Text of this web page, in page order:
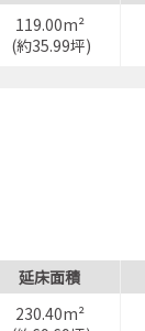
119.00m²
(約35.99坪)
延床面積
230.40m²